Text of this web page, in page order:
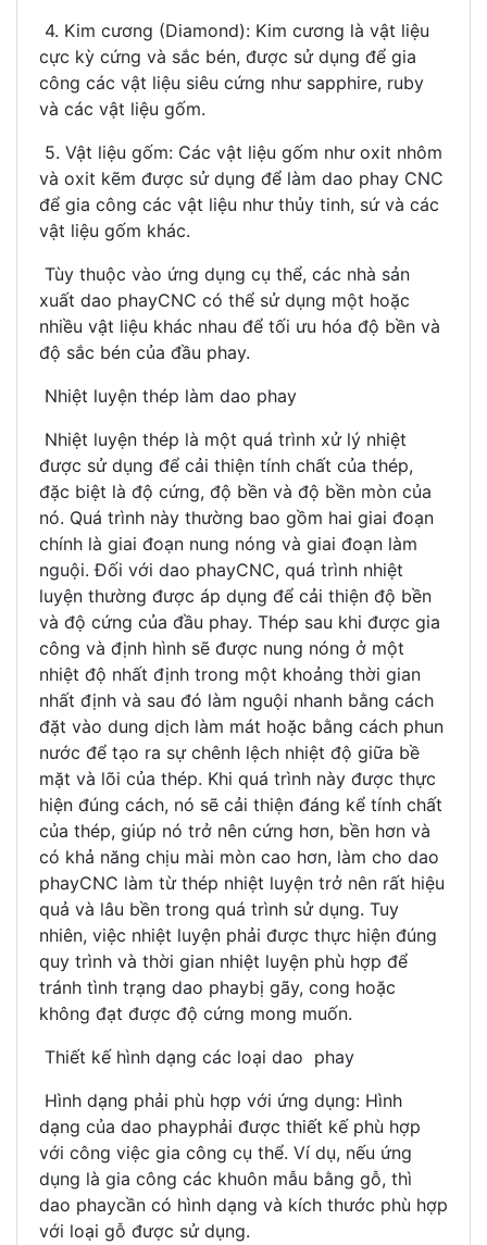
4. Kim cương (Diamond): Kim cương là vật liệu
cực kỳ cứng và sắc bén, được sử dụng để gia
công các vật liệu siêu cứng như sapphire, ruby
và các vật liệu gốm.
5. Vật liệu gốm: Các vật liệu gốm như oxit nhôm
và oxit kẽm được sử dụng để làm dao phay CNC
để gia công các vật liệu như thủy tinh, sứ và các
vật liệu gốm khác.
Tùy thuộc vào ứng dụng cụ thể, các nhà sản
xuất dao phayCNC có thể sử dụng một hoặc
nhiều vật liệu khác nhau để tối ưu hóa độ bền và
độ sắc bén của đầu phay.
Nhiệt luyện thép làm dao phay
Nhiệt luyện thép là một quá trình xử lý nhiệt
được sử dụng để cải thiện tính chất của thép,
đặc biệt là độ cứng, độ bền và độ bền mòn của
nó. Quá trình này thường bao gồm hai giai đoạn
chính là giai đoạn nung nóng và giai đoạn làm
nguội. Đối với dao phayCNC, quá trình nhiệt
luyện thường được áp dụng để cải thiện độ bền
và độ cứng của đầu phay. Thép sau khi được gia
công và định hình sẽ được nung nóng ở một
nhiệt độ nhất định trong một khoảng thời gian
nhất định và sau đó làm nguội nhanh bằng cách
đặt vào dung dịch làm mát hoặc bằng cách phun
nước để tạo ra sự chênh lệch nhiệt độ giữa bề
mặt và lõi của thép. Khi quá trình này được thực
hiện đúng cách, nó sẽ cải thiện đáng kể tính chất
của thép, giúp nó trở nên cứng hơn, bền hơn và
có khả năng chịu mài mòn cao hơn, làm cho dao
phayCNC làm từ thép nhiệt luyện trở nên rất hiệu
quả và lâu bền trong quá trình sử dụng. Tuy
nhiên, việc nhiệt luyện phải được thực hiện đúng
quy trình và thời gian nhiệt luyện phù hợp để
tránh tình trạng dao phaybị gãy, cong hoặc
không đạt được độ cứng mong muốn.
Thiết kế hình dạng các loại dao phay
Hình dạng phải phù hợp với ứng dụng: Hình
dạng của dao phayphải được thiết kế phù hợp
với công việc gia công cụ thể. Ví dụ, nếu ứng
dụng là gia công các khuôn mẫu bằng gỗ, thì
dao phaycần có hình dạng và kích thước phù hợp
với loại gỗ được sử dụng.